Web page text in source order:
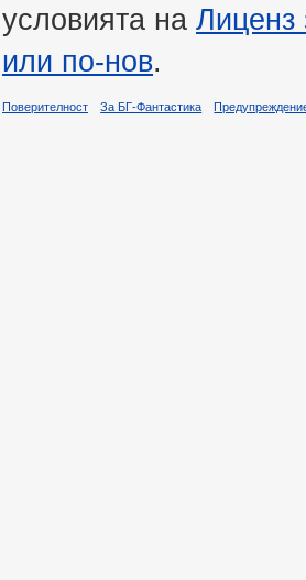
условията на Лиценз
или по-нов.
Поверителност За БГ-Фантастика